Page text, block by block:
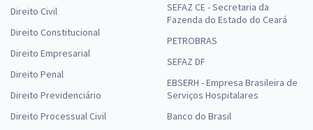
Direito Civil
Direito Constitucional
Direito Empresarial
Direito Penal
Direito Previdenciário
Direito Processual Civil
SEFAZ CE - Secretaria da
Fazenda do Estado do Ceará
PETROBRAS
SEFAZ DF
EBSERH - Empresa Brasileira de
Serviços Hospitalares
Banco do Brasil